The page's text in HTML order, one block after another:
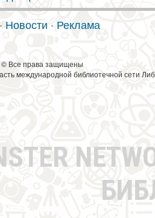
· Новости · Реклама
© Все права защищены
международной библиотечной сети